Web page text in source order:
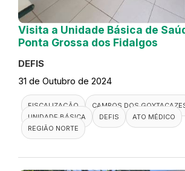
Visita a Unidade Básica de
Ponta Grossa dos Fidalgos
DEFIS
31 de Outubro de 2024
FISCALIZAÇÃO
CAMPOS DOS
UNIDADE BÁSICA
DEFIS
ATO MÉDICO
REGIÃO NORTE